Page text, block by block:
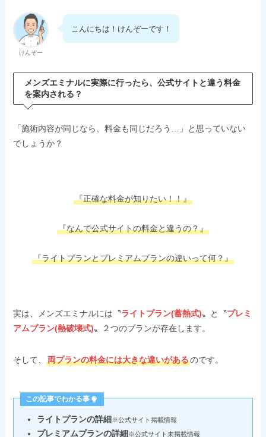
けんぞー
こんにちは！けんぞーです！
メンズエミナルに実際に行ったら、公式サイトと違う料金
を案内される？
「施術内容が同じなら、料金も同じだろう…」と思っていない
でしょうか？
『正確な料金が知りたい！！』
『なんで公式サイトの料金と違うの？』
『ライトプランとプレミアムプランの違いって何？』
実は、メンズエミナルには〝ライトプラン(蓄熱式)〟と〝プレミ
アムプラン(熱破壊式)〟２つのプランが存在します。
そして、両プランの料金には大きな違いがあるのです。
この記事でわかる事
ライトプランの詳細※公式サイト掲載情報
プレミアムプランの詳細※公式サイト未掲載情報